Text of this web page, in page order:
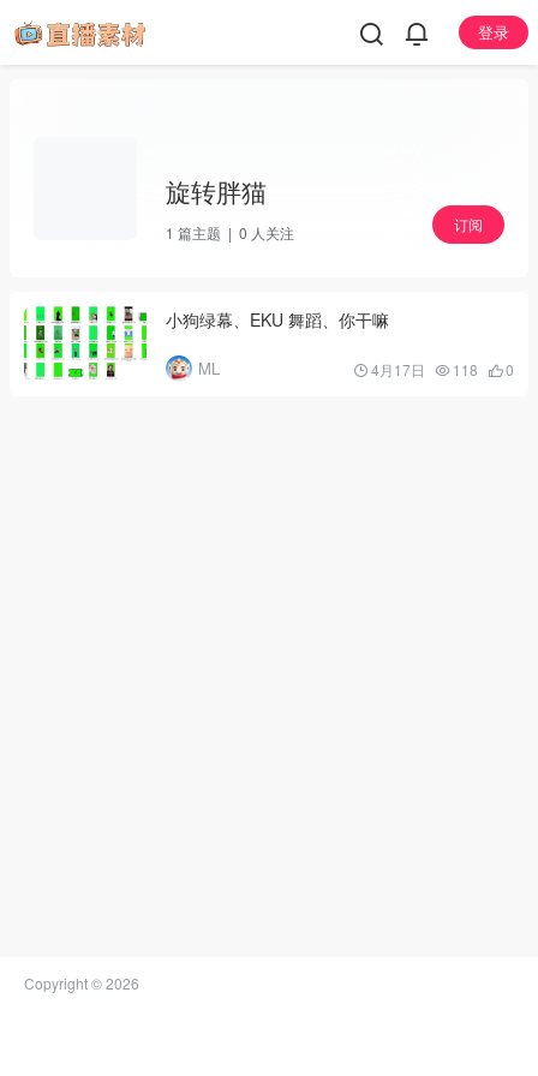
登录
旋转胖猫
1 篇主题 | 0 人关注 订阅
小狗绿幕、EKU 舞蹈、你干嘛
ML 4月17日 118 0
Copyright © 2026